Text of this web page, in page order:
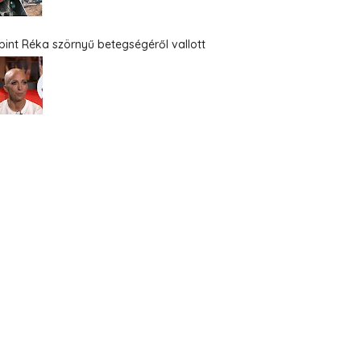
Réka szörnyű betegségéről vallott